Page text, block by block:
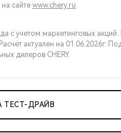
сайте www.chery.ru
с учетом маркетинговых акций.
актуален на 01.06.2026г.
дилеров CHERY.
ТЕСТ-ДРАЙВ